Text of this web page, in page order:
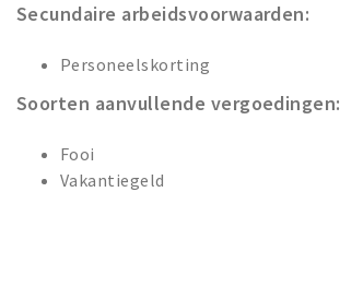
Secundaire arbeidsvoorwaarden:
Personeelskorting
Soorten aanvullende vergoedingen:
Fooi
Vakantiegeld